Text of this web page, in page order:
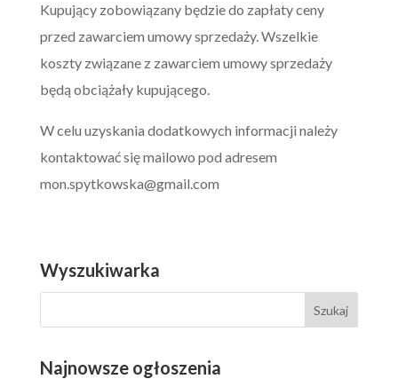
Kupujący zobowiązany będzie do zapłaty ceny
przed zawarciem umowy sprzedaży. Wszelkie
koszty związane z zawarciem umowy sprzedaży
będą obciążały kupującego.
W celu uzyskania dodatkowych informacji należy
kontaktować się mailowo pod adresem
mon.spytkowska@gmail.com
Wyszukiwarka
Najnowsze ogłoszenia